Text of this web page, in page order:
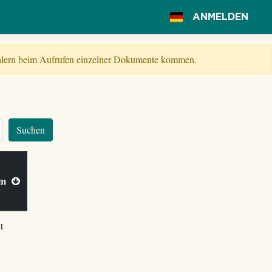
ANMELDEN
beim Aufrufen einzelner Dokumente kommen.
Suchen